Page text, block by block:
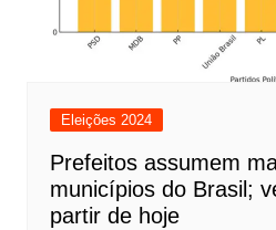
Eleições 2024
Prefeitos assumem
municípios do Brasil;
partir de hoje